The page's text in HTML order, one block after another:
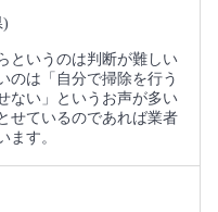
)
というのは判断が難しい
のは「自分で掃除を行う
ない」というお声が多い
せているのであれば業者
ます。